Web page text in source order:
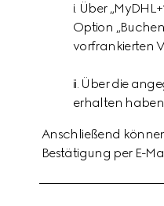
i. Über
Option
vorfrankierten
ii. Über die
erhalten
Anschließend
Bestätigung per E-